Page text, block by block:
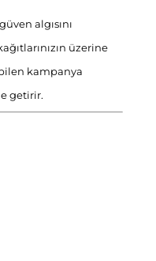
algısını
üzerine
kampanya
getirir.